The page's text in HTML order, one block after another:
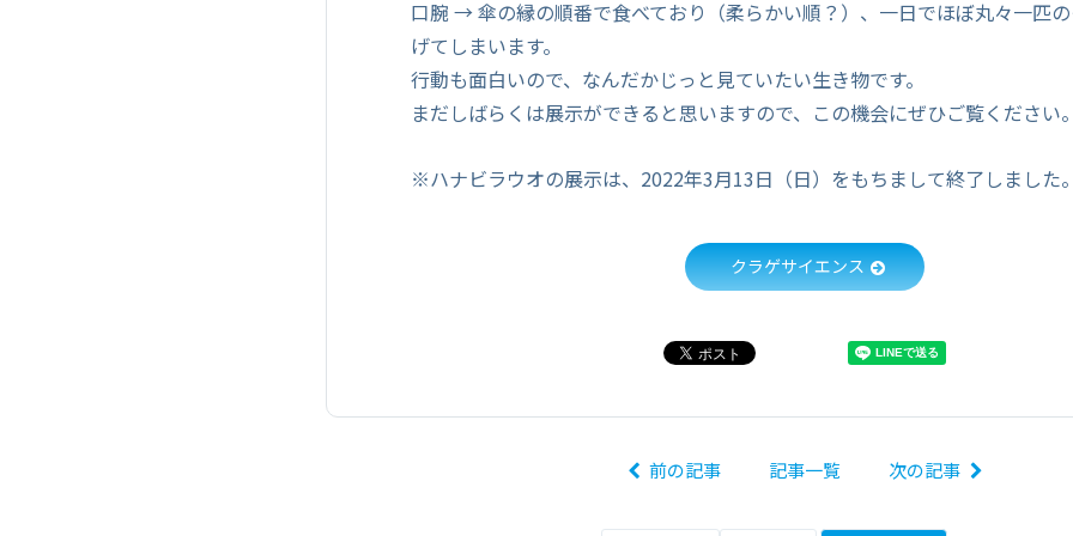
口腕 → 傘の縁の順番で食べており（柔らかい順？）、一日でほぼ丸々一匹
げてしまいます。
行動も面白いので、なんだかじっと見ていたい生き物です。
まだしばらくは展示ができると思いますので、この機会にぜひご覧ください。
※ハナビラウオの展示は、2022年3月13日（日）をもちまして終了しました。
クラゲサイエンス
前の記事 記事一覧 次の記事